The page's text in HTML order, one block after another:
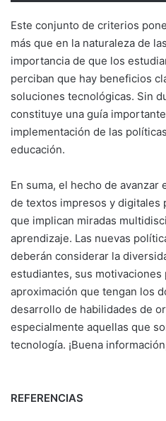
Este conjunto de criterios
más que en la naturaleza de
importancia de que los
perciban que hay beneficios
soluciones tecnológicas. Sin
constituye una guía
implementación de las
educación.
En suma, el hecho de
de textos impresos y digitales
que implican miradas
aprendizaje. Las nuevas
deberán considerar la
estudiantes, sus motivaciones
aproximación que tengan los
desarrollo de habilidades de
especialmente aquellas que
tecnología. ¡Buena
REFERENCIAS